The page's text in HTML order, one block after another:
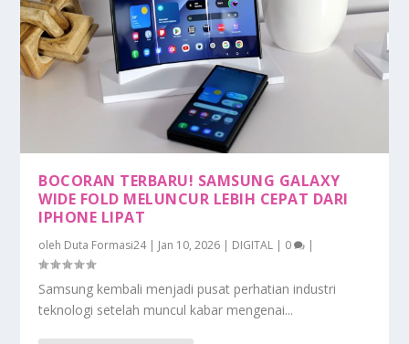
BOCORAN TERBARU! SAMSUNG GALAXY
WIDE FOLD MELUNCUR LEBIH CEPAT DARI
IPHONE LIPAT
oleh Duta Formasi24| Jan 10, 2026 | DIGITAL | 0 |
Samsung kembali menjadi pusat perhatian industri
teknologi setelah muncul kabar mengenai...